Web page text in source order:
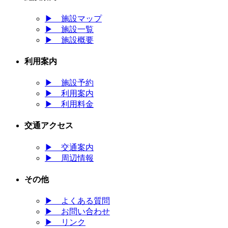
▶ 施設マップ
▶ 施設一覧
▶ 施設概要
利用案内
▶ 施設予約
▶ 利用案内
▶ 利用料金
交通アクセス
▶ 交通案内
▶
周辺情報
その他
▶
よくある質問
▶ お問い合わせ
▶
リンク